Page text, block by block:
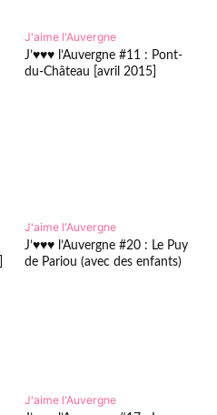
J'aime l'Auvergne
J’♥♥♥ l’Auvergne #11 : Pont-
du-Château [avril 2015]
J'aime l'Auvergne
J’♥♥♥ l’Auvergne #20 : Le Puy
de Pariou (avec des enfants)
J'aime l'Auvergne